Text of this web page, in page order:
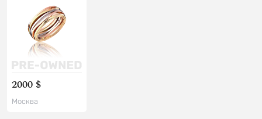
2000 $
Москва